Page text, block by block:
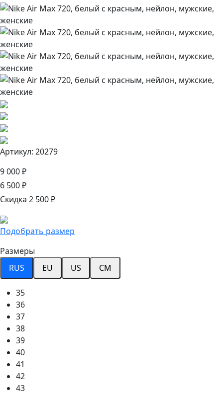
Артикул: 20279
9 000 ₽
6 500 ₽
Скидка 2 500 ₽
Подобрать размер
Размеры
RUS
EU US CM
35
36
37
38
39
40
41
42
43